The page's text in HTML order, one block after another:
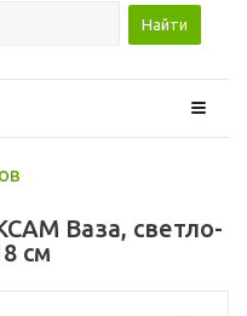
Найти
Ваза, светло-
см